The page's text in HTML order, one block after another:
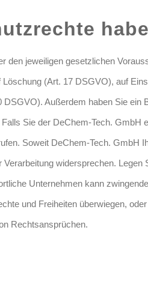
den jeweiligen gesetzlichen
(Art. 17 DSGVO), auf
Außerdem haben Sie ein
Sie der DeChem-Tech. GmbH
Soweit DeChem-Tech. GmbH
widersprechen.
Unternehmen kann
und Freiheiten überwiegen,
Rechtsansprüchen.